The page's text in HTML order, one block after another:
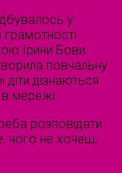
у
грамотності
Ірини Бови
повчальну
діти дізнаються
в мережі.
розповідати
чого не хочеш,